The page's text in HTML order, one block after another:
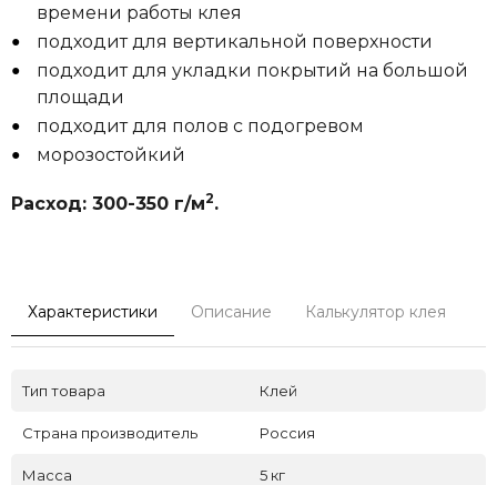
времени работы клея
подходит для вертикальной поверхности
подходит для укладки покрытий на большой
площади
подходит для полов с подогревом
морозостойкий
Расход: 300-350 г/м2.
Характеристики Описание Калькулятор клея
Тип товара Клей
Страна производитель Россия
Масса 5 кг